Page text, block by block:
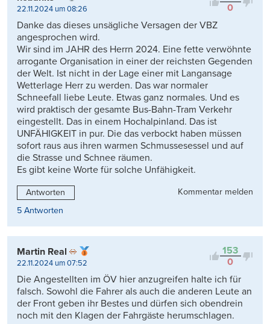
0
22.11.2024 um 08:26
Danke das dieses unsägliche Versagen der VBZ
angesprochen wird.
Wir sind im JAHR des Herrn 2024. Eine fette verwöhnte
arrogante Organisation in einer der reichsten Gegenden
der Welt. Ist nicht in der Lage einer mit Langansage
Wetterlage Herr zu werden. Das war normaler
Schneefall liebe Leute. Etwas ganz normales. Und es
wird praktisch der gesamte Bus-Bahn-Tram Verkehr
eingestellt. Das in einem Hochalpinland. Das ist
UNFÄHIGKEIT in pur. Die das verbockt haben müssen
sofort raus aus ihren warmen Schmussesessel und auf
die Strasse und Schnee räumen.
Es gibt keine Worte für solche Unfähigkeit.
Antworten
Kommentar melden
5 Antworten
153
0
Martin Real
22.11.2024 um 07:52
Die Angestellten im ÖV hier anzugreifen halte ich für
falsch. Sowohl die Fahrer als auch die anderen Leute an
der Front geben ihr Bestes und dürfen sich obendrein
noch mit den Klagen der Fahrgäste herumschlagen.